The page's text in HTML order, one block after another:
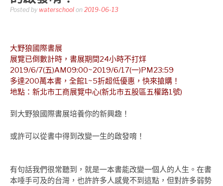
Posted by waterschool on 2019-06-13
大野狼國際書展
展覽已倒數計時，書展期間24小時不打烊
2019/6/7(五)AM09:00~2019/6/17(一)PM23:59
多達200萬本書，全館1~5折超低優惠，快來搶購！
地點：新北市工商展覽中心(新北市五股區五權路1號)
到大野狼國際書展培養你的新興趣！
或許可以從書中得到改變一生的啟發唷！
有句話我們很常聽到，就是一本書能改變一個人的人生。在書
本唾手可及的台灣，也許許多人感覺不到這點，但對許多弱勢